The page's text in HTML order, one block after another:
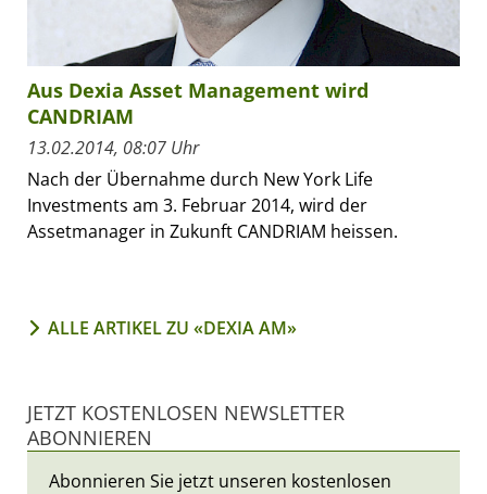
Aus Dexia Asset Management wird
CANDRIAM
13.02.2014, 08:07 Uhr
Nach der Übernahme durch New York Life
Investments am 3. Februar 2014, wird der
Assetmanager in Zukunft CANDRIAM heissen.
ALLE ARTIKEL ZU «DEXIA AM»
JETZT KOSTENLOSEN NEWSLETTER
ABONNIEREN
Abonnieren Sie jetzt unseren kostenlosen